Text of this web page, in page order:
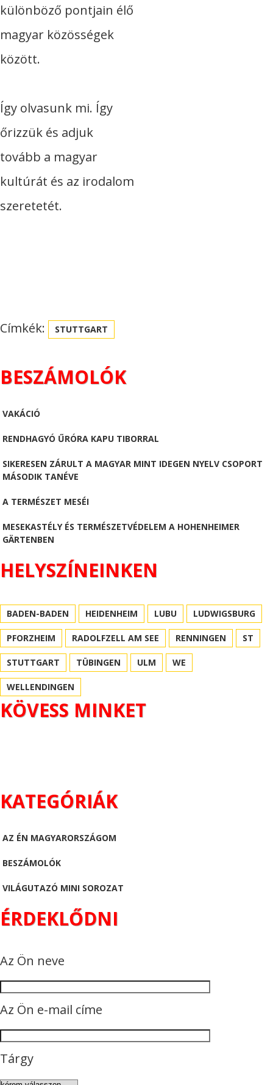
különböző pontjain élő
magyar közösségek
között.
Így olvasunk mi. Így
őrizzük és adjuk
tovább a magyar
kultúrát és az irodalom
szeretetét.
Címkék: STUTTGART
BESZÁMOLÓK
VAKÁCIÓ
RENDHAGYÓ ŰRÓRA KAPU TIBORRAL
SIKERESEN ZÁRULT A MAGYAR MINT IDEGEN NYELV CSOPORT
MÁSODIK TANÉVE
A TERMÉSZET MESÉI
MESEKASTÉLY ÉS TERMÉSZETVÉDELEM A HOHENHEIMER
GÄRTENBEN
HELYSZÍNEINKEN
BADEN-BADEN HEIDENHEIM LUBU LUDWIGSBURG
PFORZHEIM RADOLFZELL AM SEE RENNINGEN ST
STUTTGART TÜBINGEN ULM WE
WELLENDINGEN
KÖVESS MINKET
KATEGÓRIÁK
AZ ÉN MAGYARORSZÁGOM
BESZÁMOLÓK
VILÁGUTAZÓ MINI SOROZAT
ÉRDEKLŐDNI
Az Ön neve
Az Ön e-mail címe
Tárgy